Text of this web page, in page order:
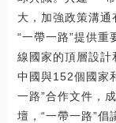
大，加強政策溝
“一帶一路”提供重
線國家的頂層設計
中國與152個國家
一路”合作文件，
壇，“一帶一路”倡